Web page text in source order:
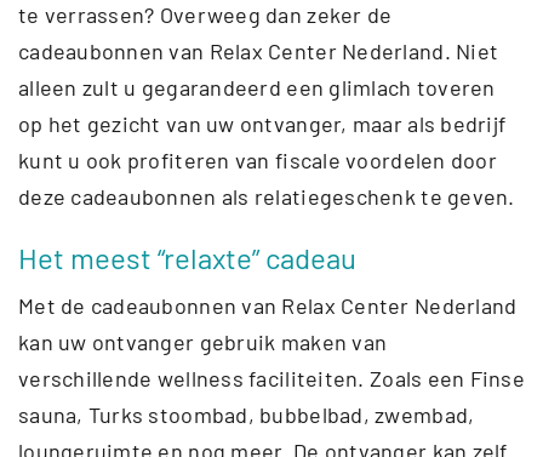
te verrassen? Overweeg dan zeker de
cadeaubonnen van Relax Center Nederland. Niet
alleen zult u gegarandeerd een glimlach toveren
op het gezicht van uw ontvanger, maar als bedrijf
kunt u ook profiteren van fiscale voordelen door
deze cadeaubonnen als relatiegeschenk te geven.
Het meest “relaxte” cadeau
Met de cadeaubonnen van Relax Center Nederland
kan uw ontvanger gebruik maken van
verschillende wellness faciliteiten. Zoals een Finse
sauna, Turks stoombad, bubbelbad, zwembad,
loungeruimte en nog meer. De ontvanger kan zelf